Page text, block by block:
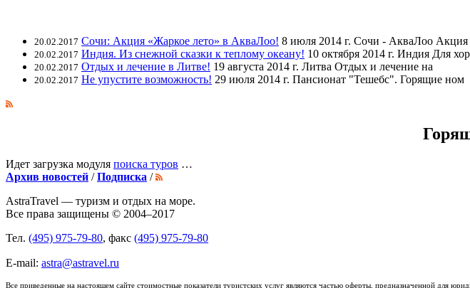
20.02.2017 Сочи: Акция «Жаркое лето» в АкваЛоо! 8 июля 2014 г. Сочи - АкваЛоо
20.02.2017 Индия. Из снежной сказки к теплому океану! 10 октября 2014 г. Индия Для
20.02.2017 Отдых и лечение в Литве! 19 августа 2014 г. Литва Отдых и лечение на
20.02.2017 Не упустите возможность! 29 июля 2014 г. Пансионат "Тешебс". Горящие ном
Идет загрузка модуля поиска туров …
Архив новостей /Подписка /
AstraTravel — туризм и отдых на море.
Все права защищены © 2004–2017
Тел. (495) 975-79-80, факс (495) 975-79-80
E-mail: astra@astravel.ru
Все приведенные на настоящем сайте стоимостные показатели туристских услуг являются частью оферты, предназначенной для